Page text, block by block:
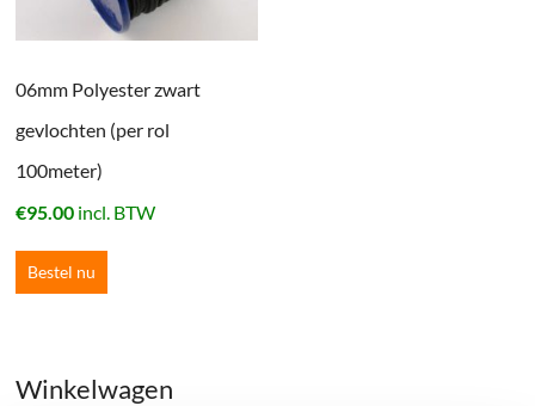
06mm Polyester zwart
gevlochten (per rol
100meter)
€95.00 incl. BTW
Bestel nu
Winkelwagen